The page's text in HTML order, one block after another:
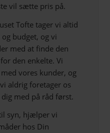
vil sætte pris på.
Tofte tager vi altid
budget, og vi
med at finde den
den enkelte. Vi
vores kunder, og
aldrig foretager os
med på råd først.
syn, hjælper vi
hos Din